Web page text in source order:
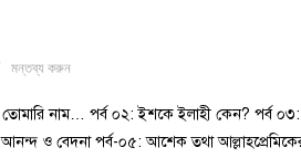
মন্তব্য করুন
নাম… পর্ব ০২: ইশকে ইলাহী কেন? পর্ব
আনন্দ ও বেদনা পর্ব-০৫: আশেক তথা